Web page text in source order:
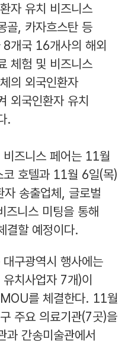
자 유치 비즈니스
골, 카자흐스탄 등
개국 16개사의 해외
체험 및 비즈니스
의 외국인환자
외국인환자 유치
.
즈니스 페어는 11월
호텔과 11월 6일(목)
송출업체, 글로벌
즈니스 미팅을 통해
결할 예정이다.
구광역시 행사에는
치사업자 7개)이
를 체결한다. 11월
주요 의료기관(7곳)을
과 간송미술관에서